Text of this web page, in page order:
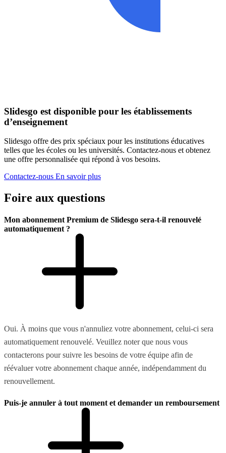
Slidesgo est disponible pour les établissements
d’enseignement
Slidesgo offre des prix spéciaux pour les institutions éducatives
telles que les écoles ou les universités. Contactez-nous et obtenez
une offre personnalisée qui répond à vos besoins.
Contactez-nous En savoir plus
Foire aux questions
Mon abonnement Premium de Slidesgo sera-t-il renouvelé
automatiquement ?
Oui. À moins que vous n'annuliez votre abonnement, celui-ci sera
automatiquement renouvelé. Veuillez noter que nous vous
contacterons pour suivre les besoins de votre équipe afin de
réévaluer votre abonnement chaque année, indépendamment du
renouvellement.
Puis-je annuler à tout moment et demander un remboursement